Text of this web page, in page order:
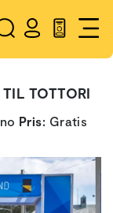
TOTTORI
Pris: Gratis